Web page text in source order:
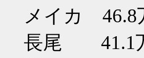
メイカ 46.8
長尾 41.1万